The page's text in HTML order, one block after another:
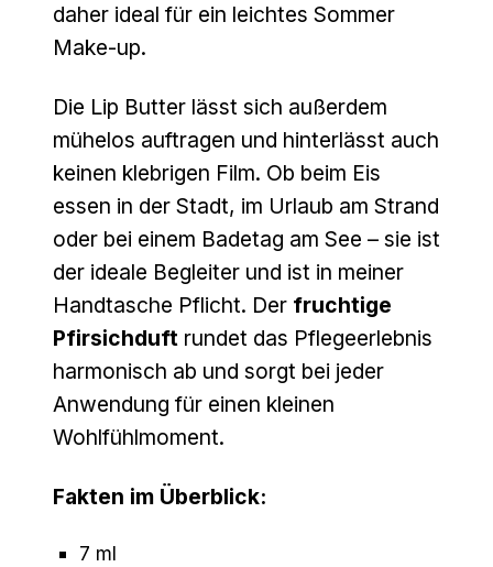
daher ideal für ein leichtes Sommer
Make-up.
Die Lip Butter lässt sich außerdem
mühelos auftragen und hinterlässt auch
keinen klebrigen Film. Ob beim Eis
essen in der Stadt, im Urlaub am Strand
oder bei einem Badetag am See – sie ist
der ideale Begleiter und ist in meiner
Handtasche Pflicht. Der fruchtige
Pfirsichduft rundet das Pflegeerlebnis
harmonisch ab und sorgt bei jeder
Anwendung für einen kleinen
Wohlfühlmoment.
Fakten im Überblick:
7 ml